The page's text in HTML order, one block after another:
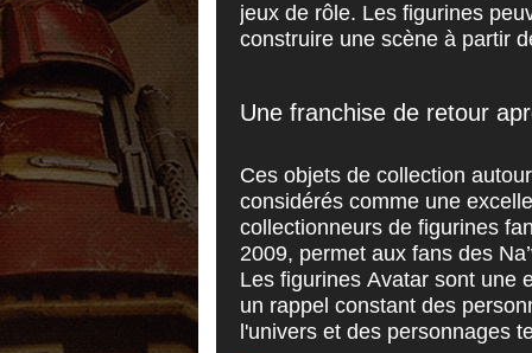
jeux de rôle. Les figurines
construire une scène à partir
Une franchise de retour
Ces objets de collection
considérés comme une
collectionneurs de figurines
2009, permet aux fans des
Les figurines Avatar sont une
un rappel constant des
l'univers et des personnages